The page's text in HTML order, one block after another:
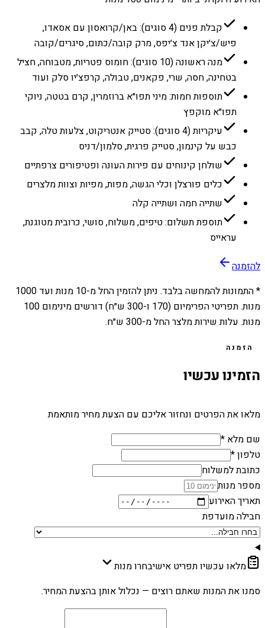
קבלת פנים (4 סוגים): באן/קרואסון עם אסאדו,
פיש/צ׳יקן אנד צ׳יפס, מרק קובה/כתום, סיגרים/קובה
מנה ראשונה (10 סוגים): חומוס פטריות, מטבוחה, חציל
בטחינה, חסה, שרי, פקאנים, טבולה, קרפצ׳יו סלק ועוד
תוספות חמות: מיני תפו״א ברוזמרין, קרם בטטה, ניוקי
תפו״א מוקפץ
עיקריות (4 סוגים): סטייק אנטריקוט, צלעות טלה, קבב
כבש על קינמון, סטייק פרגית, סלמון/דניס
שולחן קינוחים עם פירות העונה ופטיפורים צרפתיים
כלים פורצלן וכלי הגשה, מפות, מפיות וצוות מלצרים
שתייה חמה ושתייה קלה
תוספת תשלום: טיפים, משלוח, סושי, כרובית מטוגנת,
עראייס
להזמנה
* התמונות להמחשה בלבד. ניתן להזמין החל מ-10 מנות ועד 1000
מנות. תפריטי הפרימיום (170 ו-300 ש״ח) דורשים מינימום 100
מנות. עלות שירות מלצר החל מ-300 ש״ח.
הזמנה
הזמינו עכשיו
מלאו את הפרטים ונחזור אליכם עם הצעת מחיר מותאמת
שם מלא *
טלפון *
כתובת למשלוח
מספר מנות
תאריך האירוע
חבילה מועדפת
מלאו עכשיו תפריט אישיבחרו מנות
סמנו את המנות שאתם רוצים — נכלול אותן בהצעת המחיר.